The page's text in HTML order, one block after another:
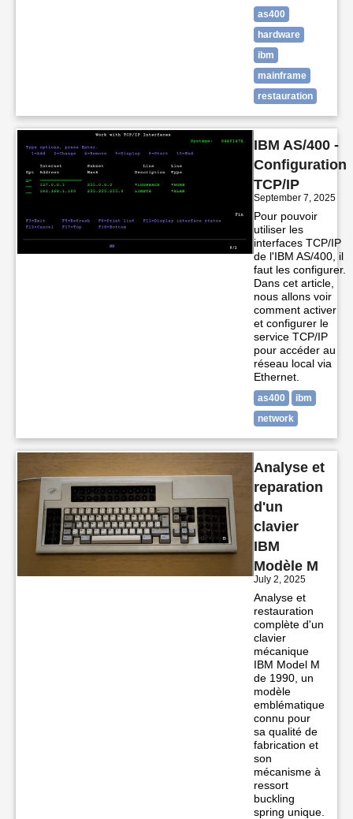
as400
hardware
ibm
mainframe
restauration
IBM AS/400 -
Configuration
TCP/IP
September 7, 2025
Pour pouvoir
utiliser les
interfaces TCP/IP
de l'IBM AS/400, il
faut les configurer.
Dans cet article,
nous allons voir
comment activer
et configurer le
service TCP/IP
pour accéder au
réseau local via
Ethernet.
as400
ibm
network
Analyse et
reparation
d'un
clavier
IBM
Modèle M
July 2, 2025
Analyse et
restauration
complète d'un
clavier
mécanique
IBM Model M
de 1990, un
modèle
emblématique
connu pour
sa qualité de
fabrication et
son
mécanisme à
ressort
buckling
spring unique.